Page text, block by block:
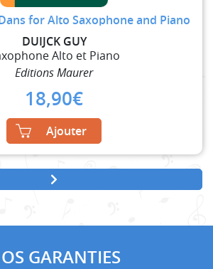
for Alto Saxophone and Piano
DUIJCK GUY
Alto et Piano
Editions Maurer
18,90€
Ajouter
GARANTIES